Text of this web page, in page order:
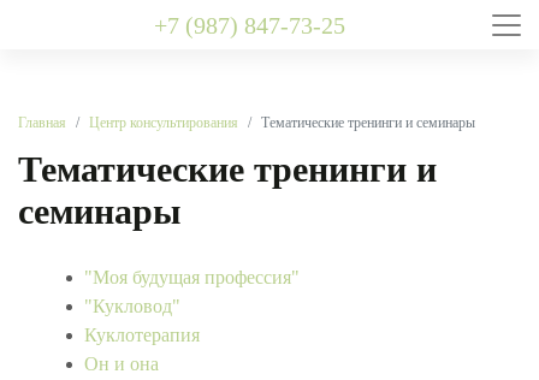
+7 (987) 847-73-25
Главная Центр консультирования Тематические тренинги и семинары
Тематические тренинги и
семинары
"Моя будущая профессия"
"Кукловод"
Куклотерапия
Он и она